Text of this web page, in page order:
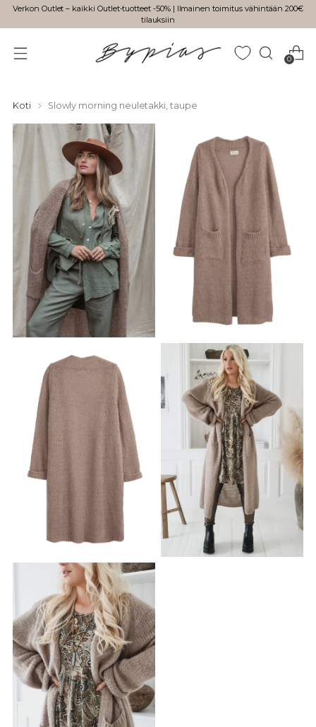
Verkon Outlet – kaikki Outlet-tuotteet -50% | Ilmainen toimitus vähintään 200€
tilauksiin
0
Koti Slowly morning neuletakki, taupe